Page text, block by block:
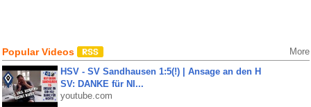
Popular Videos More
HSV - SV Sandhausen 1:5(!) | Ansage an den H
SV: DANKE für NI...
youtube.com